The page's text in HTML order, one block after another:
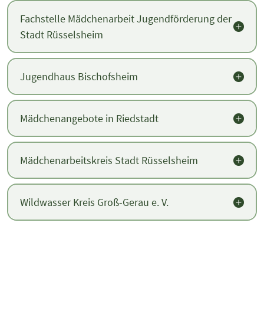
Fachstelle Mädchenarbeit Jugendförderung der
Stadt Rüsselsheim
Jugendhaus Bischofsheim
Mädchenangebote in Riedstadt
Mädchenarbeitskreis Stadt Rüsselsheim
Wildwasser Kreis Groß-Gerau e. V.